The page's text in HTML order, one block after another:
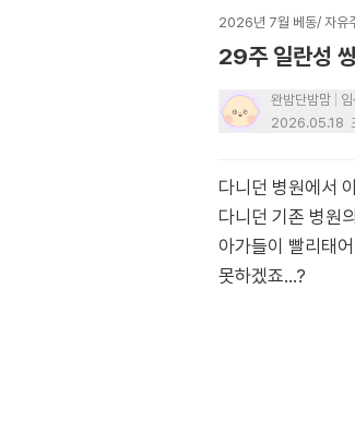
2026년 7월 베동/ 자유
29주 일란성
완밤단밤맘
2026.05.18
다니던 병원에서
다니던 기존 병원
아가들이 빨리태
못하겠죠…?